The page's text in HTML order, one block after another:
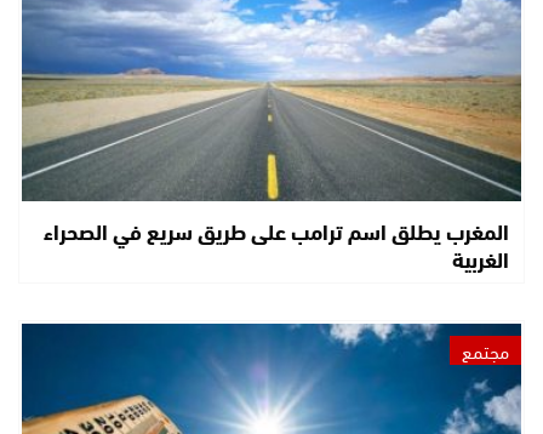
المغرب يطلق اسم ترامب على طريق سريع في الصحراء
الغربية
مجتمع